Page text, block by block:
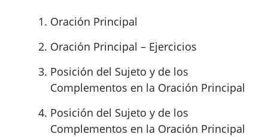
Oración Principal
Oración Principal – Ejercicios
Posición del Sujeto y de los
Complementos en la Oración Principal
Posición del Sujeto y de los
Complementos en la Oración Principal